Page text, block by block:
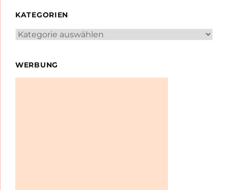
KATEGORIEN
Kategorien
WERBUNG